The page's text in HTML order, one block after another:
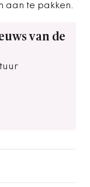
aan te pakken.
van de